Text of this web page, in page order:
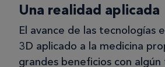
Una realidad aplicada
El avance de las tecnologías
3D aplicado a la medicina
grandes beneficios con